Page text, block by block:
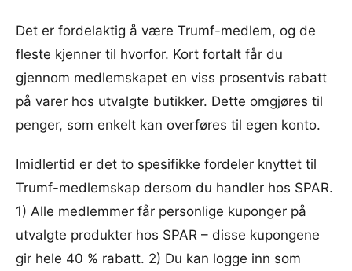
Det er fordelaktig å være Trumf-medlem, og de
fleste kjenner til hvorfor. Kort fortalt får du
gjennom medlemskapet en viss prosentvis rabatt
på varer hos utvalgte butikker. Dette omgjøres til
penger, som enkelt kan overføres til egen konto.
Imidlertid er det to spesifikke fordeler knyttet til
Trumf-medlemskap dersom du handler hos SPAR.
1) Alle medlemmer får personlige kuponger på
utvalgte produkter hos SPAR – disse kupongene
gir hele 40 % rabatt. 2) Du kan logge inn som